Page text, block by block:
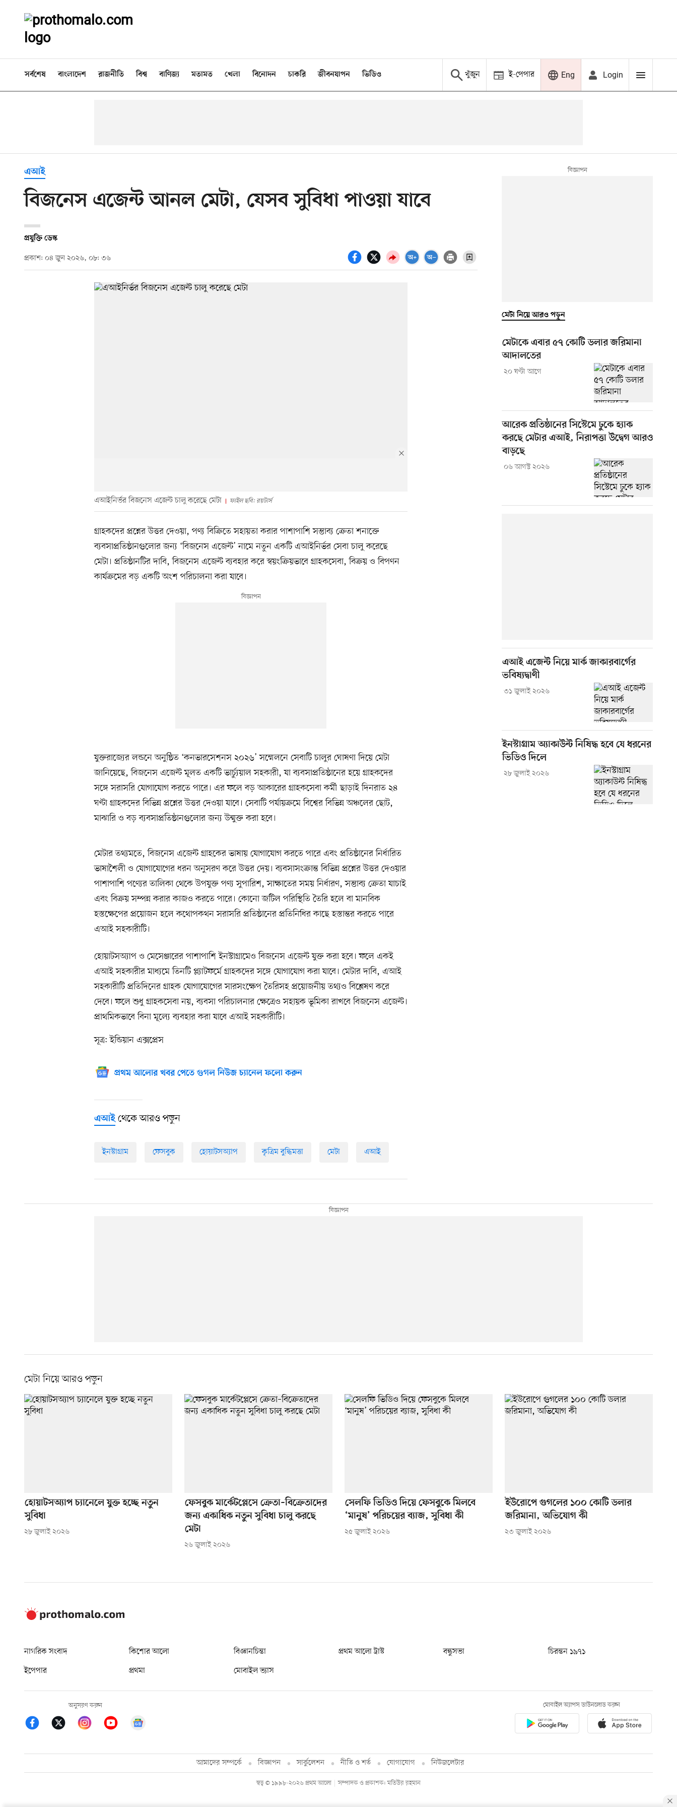
সর্বশেষ বাংলাদেশ রাজনীতি বিশ্ব বাণিজ্য মতামত খেলা বিনোদন চাকরি জীবনযাপন ভিডিও খুঁজুন ই-পেপার Eng Login
এআই
বিজনেস এজেন্ট আনল মেটা, যেসব সুবিধা পাওয়া যাবে
প্রযুক্তি ডেস্ক
প্রকাশ: ০৪ জুন ২০২৬, ০৮: ৩৬
এআইনির্ভর বিজনেস এজেন্ট চালু করেছে মেটা ফাইল ছবি: রয়টার্স
গ্রাহকদের প্রশ্নের উত্তর দেওয়া, পণ্য বিক্রিতে সহায়তা করার পাশাপাশি সম্ভাব্য ক্রেতা শনাক্তে
ব্যবসাপ্রতিষ্ঠানগুলোর জন্য ‘বিজনেস এজেন্ট’ নামে নতুন একটি এআইনির্ভর সেবা চালু করেছে
মেটা। প্রতিষ্ঠানটির দাবি, বিজনেস এজেন্ট ব্যবহার করে স্বয়ংক্রিয়ভাবে গ্রাহকসেবা, বিক্রয় ও বিপণন
কার্যক্রমের বড় একটি অংশ পরিচালনা করা যাবে।
যুক্তরাজ্যের লন্ডনে অনুষ্ঠিত ‘কনভারসেশনস ২০২৬’ সম্মেলনে সেবাটি চালুর ঘোষণা দিয়ে মেটা
জানিয়েছে, বিজনেস এজেন্ট মূলত একটি ভার্চ্যুয়াল সহকারী, যা ব্যবসাপ্রতিষ্ঠানের হয়ে গ্রাহকদের
সঙ্গে সরাসরি যোগাযোগ করতে পারে। এর ফলে বড় আকারের গ্রাহকসেবা কর্মী ছাড়াই দিনরাত ২৪
ঘণ্টা গ্রাহকদের বিভিন্ন প্রশ্নের উত্তর দেওয়া যাবে। সেবাটি পর্যায়ক্রমে বিশ্বের বিভিন্ন অঞ্চলের ছোট,
মাঝারি ও বড় ব্যবসাপ্রতিষ্ঠানগুলোর জন্য উন্মুক্ত করা হবে।
মেটার তথ্যমতে, বিজনেস এজেন্ট গ্রাহকের ভাষায় যোগাযোগ করতে পারে এবং প্রতিষ্ঠানের নির্ধারিত
ভাষাশৈলী ও যোগাযোগের ধরন অনুসরণ করে উত্তর দেয়। ব্যবসাসংক্রান্ত বিভিন্ন প্রশ্নের উত্তর দেওয়ার
পাশাপাশি পণ্যের তালিকা থেকে উপযুক্ত পণ্য সুপারিশ, সাক্ষাতের সময় নির্ধারণ, সম্ভাব্য ক্রেতা যাচাই
এবং বিক্রয় সম্পন্ন করার কাজও করতে পারে। কোনো জটিল পরিস্থিতি তৈরি হলে বা মানবিক
হস্তক্ষেপের প্রয়োজন হলে কথোপকথন সরাসরি প্রতিষ্ঠানের প্রতিনিধির কাছে হস্তান্তর করতে পারে
এআই সহকারীটি।
হোয়াটসঅ্যাপ ও মেসেঞ্জারের পাশাপাশি ইনস্টাগ্রামেও বিজনেস এজেন্ট যুক্ত করা হবে। ফলে একই
এআই সহকারীর মাধ্যমে তিনটি প্ল্যাটফর্মে গ্রাহকদের সঙ্গে যোগাযোগ করা যাবে। মেটার দাবি, এআই
সহকারীটি প্রতিদিনের গ্রাহক যোগাযোগের সারসংক্ষেপ তৈরিসহ প্রয়োজনীয় তথ্যও বিশ্লেষণ করে
দেবে। ফলে শুধু গ্রাহকসেবা নয়, ব্যবসা পরিচালনার ক্ষেত্রেও সহায়ক ভূমিকা রাখবে বিজনেস এজেন্ট।
প্রাথমিকভাবে বিনা মূল্যে ব্যবহার করা যাবে এআই সহকারীটি।
সূত্র: ইন্ডিয়ান এক্সপ্রেস
প্রথম আলোর খবর পেতে গুগল নিউজ চ্যানেল ফলো করুন
এআইথেকে আরও পড়ুন
ইনস্টাগ্রাম ফেসবুক হোয়াটসঅ্যাপ কৃত্রিম বুদ্ধিমত্তা মেটা এআই
মেটা নিয়ে আরও পড়ুন
মেটাকে এবার ৫৭ কোটি ডলার জরিমানা
আদালতের
২০ ঘণ্টা আগে
আরেক প্রতিষ্ঠানের সিস্টেমে ঢুকে হ্যাক
করছে মেটার এআই, নিরাপত্তা উদ্বেগ আরও
বাড়ছে
০৬ আগস্ট ২০২৬
এআই এজেন্ট নিয়ে মার্ক জাকারবার্গের
ভবিষ্যদ্বাণী
৩১ জুলাই ২০২৬
ইনস্টাগ্রাম অ্যাকাউন্ট নিষিদ্ধ হবে যে ধরনের
ভিডিও দিলে
২৮ জুলাই ২০২৬
মেটা নিয়ে আরও পড়ুন
হোয়াটসঅ্যাপ চ্যানেলে যুক্ত হচ্ছে নতুন
সুবিধা
২৮ জুলাই ২০২৬
ফেসবুক মার্কেটপ্লেসে ক্রেতা–বিক্রেতাদের
জন্য একাধিক নতুন সুবিধা চালু করছে
মেটা
২৬ জুলাই ২০২৬
সেলফি ভিডিও দিয়ে ফেসবুকে মিলবে
‘মানুষ’ পরিচয়ের ব্যাজ, সুবিধা কী
২৫ জুলাই ২০২৬
ইউরোপে গুগলের ১০০ কোটি ডলার
জরিমানা, অভিযোগ কী
২৩ জুলাই ২০২৬
নাগরিক সংবাদ কিশোর আলো বিজ্ঞানচিন্তা প্রথম আলো ট্রাস্ট বন্ধুসভা
চিরন্তন ১৯৭১
ইপেপার
প্রথমা মোবাইল ভ্যাস
অনুসরণ করুন মোবাইল অ্যাপস ডাউনলোড করুন
আমাদের সম্পর্কে বিজ্ঞাপন সার্কুলেশন নীতি ও শর্ত যোগাযোগ নিউজলেটার
স্বত্ব © ১৯৯৮-২০২৬ প্রথম আলো সম্পাদক ও প্রকাশক: মতিউর রহমান